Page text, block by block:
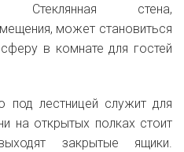
Стеклянная стена,
может становиться
в комнате для гостей
под лестницей служит для
на открытых полках стоит
закрытые ящики.